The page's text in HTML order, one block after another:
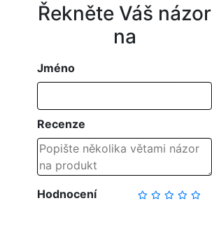
Řekněte Váš názor
na
Jméno
Recenze
Hodnocení